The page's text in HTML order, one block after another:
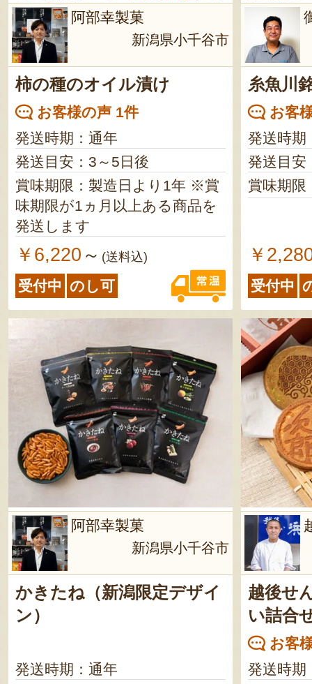
阿部幸製菓
新潟県小千谷市
柿の種のオイル漬け
お客様の声 1件
発送時期：通年
発送目安：3～5日後
賞味期限：製造日より1年 ※賞
味期限が1ヵ月以上ある商品を
発送します
￥6,220 ～ (送料込)
受付中 のし可
糸魚川
お客
発送時期
発送目安
賞味期限
￥
受付中
阿部幸製菓
新潟県小千谷市
かきたね（新潟限定デザイ
ン）
発送時期：通年
越後せ
い詰合
お客
発送時期